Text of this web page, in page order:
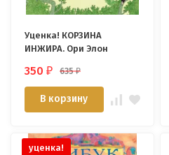
Уценка! КОРЗИНА
ИНЖИРА. Ори Элон
350₽ 635₽
В корзину
уценка!